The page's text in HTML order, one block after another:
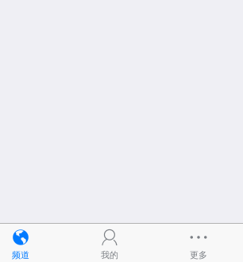
频道 我的 更多